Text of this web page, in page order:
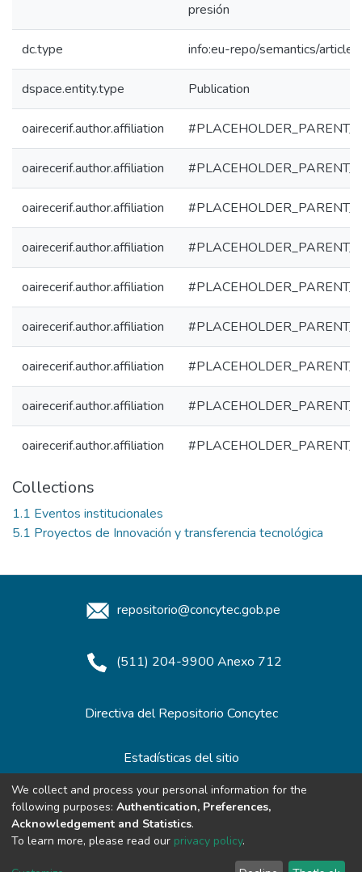
presión
dc.type info:eu-repo/semantics/article
dspace.entity.type Publication
oairecerif.author.affiliation
oairecerif.author.affiliation
oairecerif.author.affiliation
oairecerif.author.affiliation
oairecerif.author.affiliation
oairecerif.author.affiliation
oairecerif.author.affiliation
oairecerif.author.affiliation
oairecerif.author.affiliation
Collections
1.1 Eventos institucionales
5.1 Proyectos de Innovación y transferencia tecnológica
repositorio@concytec.gob.pe
(511) 204-9900 Anexo 712
Directiva del Repositorio Concytec
Estadísticas del sitio
Redes de Repositorios
We collect and process your personal information for the
following purposes: Authentication, Preferences,
Acknowledgement and Statistics.
To learn more, please read our privacy policy.